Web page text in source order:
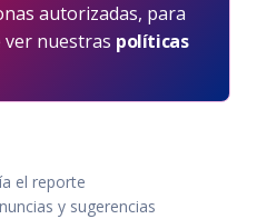
autorizadas, para
ver nuestras políticas
el reporte
y sugerencias